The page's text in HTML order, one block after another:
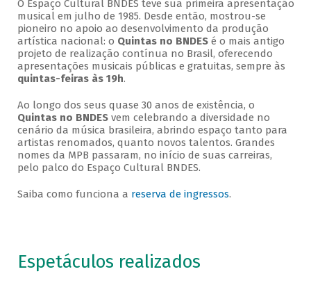
O Espaço Cultural BNDES teve sua primeira apresentação
musical em julho de 1985. Desde então, mostrou-se
pioneiro no apoio ao desenvolvimento da produção
artística nacional: o Quintas no BNDESé o mais antigo
projeto de realização contínua no Brasil, oferecendo
apresentações musicais públicas e gratuitas, sempre às
quintas-feiras às 19h.
Ao longo dos seus quase 30 anos de existência, o
Quintas no BNDESvem celebrando a diversidade no
cenário da música brasileira, abrindo espaço tanto para
artistas renomados, quanto novos talentos. Grandes
nomes da MPB passaram, no início de suas carreiras,
pelo palco do Espaço Cultural BNDES.
Saiba como funciona a reserva de ingressos.
Espetáculos realizados